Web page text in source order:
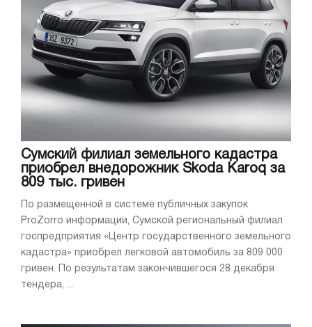
Сумский филиал земельного кадастра
приобрел внедорожник Skoda Karoq за
809 тыс. гривен
По размещенной в системе публичных закупок
ProZorro информации, Сумской региональный филиал
госпредприятия «Центр государственного земельного
кадастра» приобрел легковой автомобиль за 809 000
гривен. По результатам закончившегося 28 декабря
тендера, ...